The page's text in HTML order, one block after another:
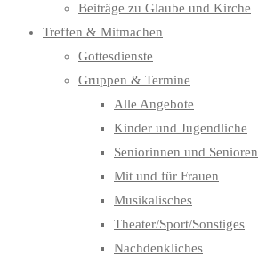
Beiträge zu Glaube und Kirche
Treffen & Mitmachen
Gottesdienste
Gruppen & Termine
Alle Angebote
Kinder und Jugendliche
Seniorinnen und Senioren
Mit und für Frauen
Musikalisches
Theater/Sport/Sonstiges
Nachdenkliches